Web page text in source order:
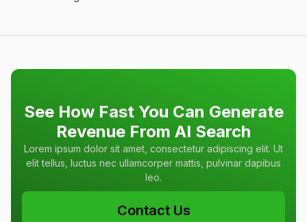
See How Fast You Can Generate
Revenue From AI Search
Lorem ipsum dolor sit amet, consectetur adipiscing elit. Ut
elit tellus, luctus nec ullamcorper mattis, pulvinar dapibus
leo.
Contact Us